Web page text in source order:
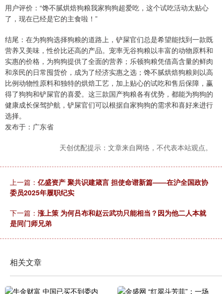
用户评价：“馋不腻烘焙狗粮我家狗狗超爱吃，这个试吃活动太贴心
了，现在已经是它的主食啦！”
结尾：在为狗狗选择狗粮的道路上，铲屎官们总是希望能找到一款既
营养又美味，性价比还高的产品。宠率无谷狗粮以丰富的动物原料和
实惠的价格，为狗狗提供了全面的营养；乐顿狗粮凭借高含量的鲜肉
和亲民的日常囤货价，成为了经济实惠之选；馋不腻烘焙狗粮则以高
比例动物性原料和独特的烘焙工艺，加上贴心的试吃和售后保障，赢
得了狗狗和铲屎官的喜爱。这三款国产狗粮各有优势，都能为狗狗的
健康成长保驾护航，铲屎官们可以根据自家狗狗的需求和喜好来进行
选择。
发布于：广东省
天创优配提示：文章来自网络，不代表本站观点。
上一篇： 亿盛资产 聚共识建箴言 担使命谱新篇——在沪全国政协
委员2025年履职纪实
下一篇： 涨上策 为何吕布和赵云武功只能相当？因为他二人本就
是同门师兄弟
相关文章